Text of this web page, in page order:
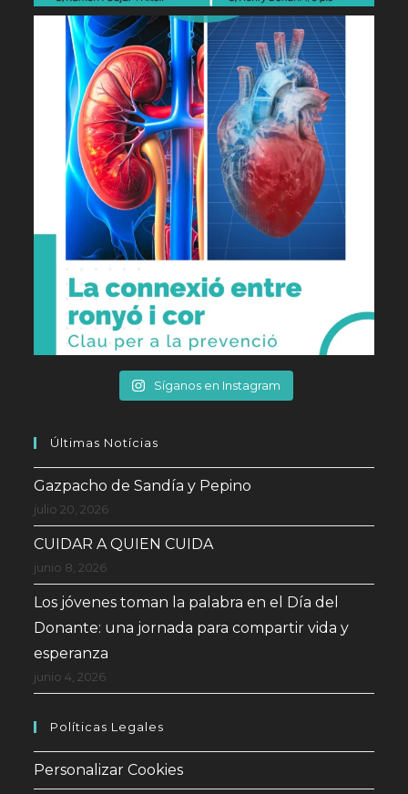
Síganos en Instagram
Últimas Notícias
Gazpacho de Sandía y Pepino
julio 20, 2026
CUIDAR A QUIEN CUIDA
junio 8, 2026
Los jóvenes toman la palabra en el Día del
Donante: una jornada para compartir vida y
esperanza
junio 4, 2026
Políticas Legales
Personalizar Cookies